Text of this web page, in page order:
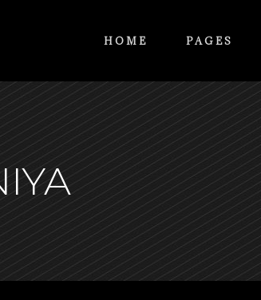
HOME PAGES